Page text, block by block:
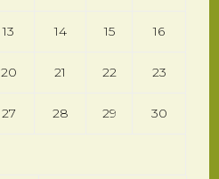
13 14 15 16
20 21 22 23
27 28 29 30